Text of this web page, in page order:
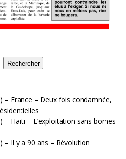
Rechercher
– France – Deux fois condamnée,
– Haïti – L’exploitation sans bornes
– Il y a 90 ans – Révolution